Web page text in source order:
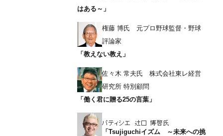
はある～」
権藤 博氏 元プロ野球監督・野球
評論家
「教えない教え」
佐々木 常夫氏 株式会社東レ経営
研究所 特別顧問
「働く君に贈る25の言葉」
「Tsujiguchiイズム ～未来への挑